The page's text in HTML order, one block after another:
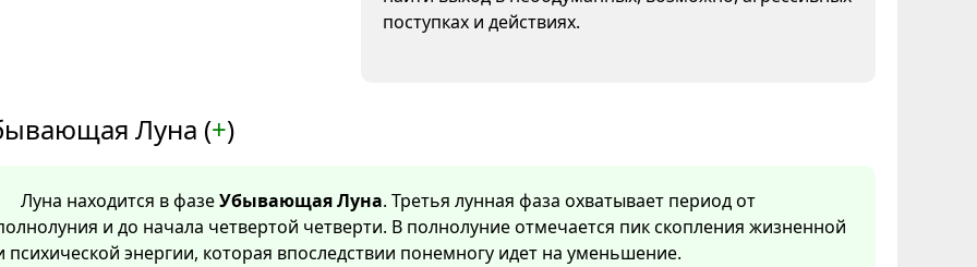
поступках и действиях.
Луна (+)
Луна находится в фазеУбывающая Луна. Третья лунная фаза охватывает период от
и до начала четвертой четверти. В полнолуние отмечается пик скопления жизненной
психической энергии, которая впоследствии понемногу идет на уменьшение.